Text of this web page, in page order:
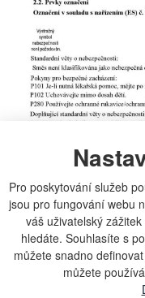
Pro poskytování služeb
jsou pro fungování webu
váš uživatelský
hledáte. Souhlasíte s
můžete snadno
můžete